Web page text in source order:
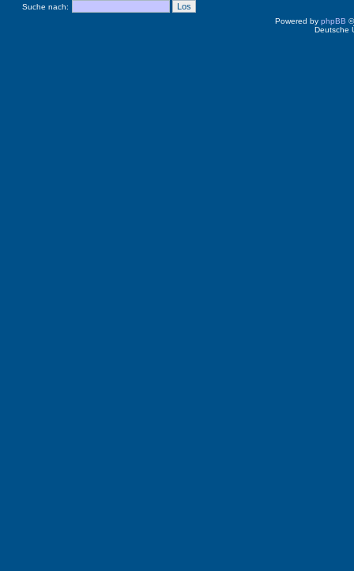
Suche nach:
Powered by phpBB
Deutsche